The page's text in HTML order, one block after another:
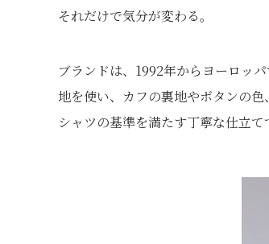
それだけで気分が変わる。
ブランドは、1992年からヨーロッ
地を使い、カフの裏地やボタンの
シャツの基準を満たす丁寧な仕立